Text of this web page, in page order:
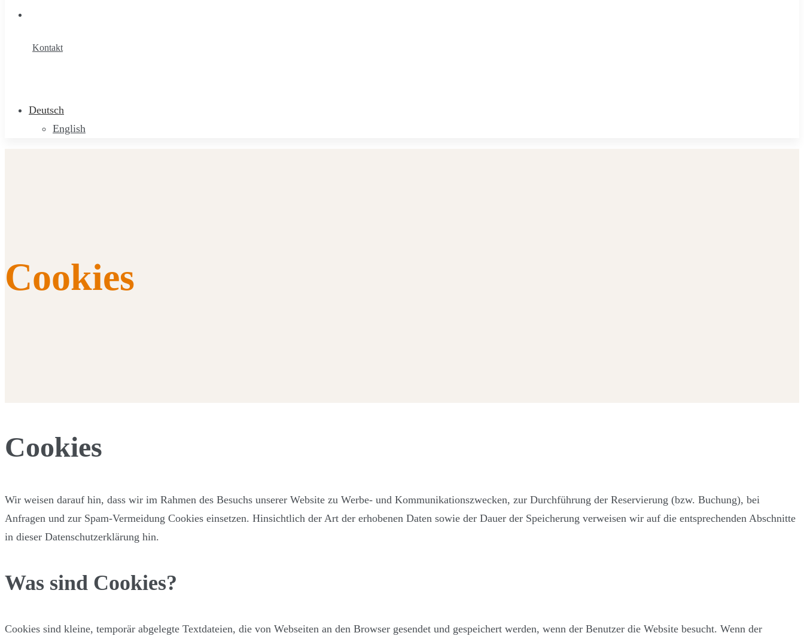
Kontakt
Deutsch
English
Cookies
Cookies
Cookies
Wir weisen darauf hin, dass wir im Rahmen des Besuchs unserer Website zu Werbe- und Kommunikationszwecken, zur Durchführung der Reservierung (bzw. Buchung), bei
Anfragen und zur Spam-Vermeidung Cookies einsetzen. Hinsichtlich der Art der erhobenen Daten sowie der Dauer der Speicherung verweisen wir auf die entsprechenden Abschnitte
in dieser Datenschutzerklärung hin.
Was sind Cookies?
Cookies sind kleine, temporär abgelegte Textdateien, die von Webseiten an den Browser gesendet und gespeichert werden, wenn der Benutzer die Website besucht. Wenn der